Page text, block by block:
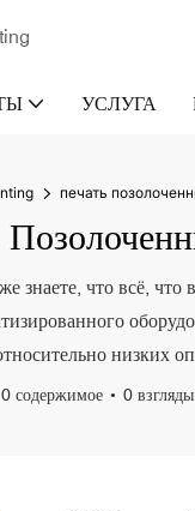
УСЛУГА
печать
что всё,
0 содержимое 0 взгляды